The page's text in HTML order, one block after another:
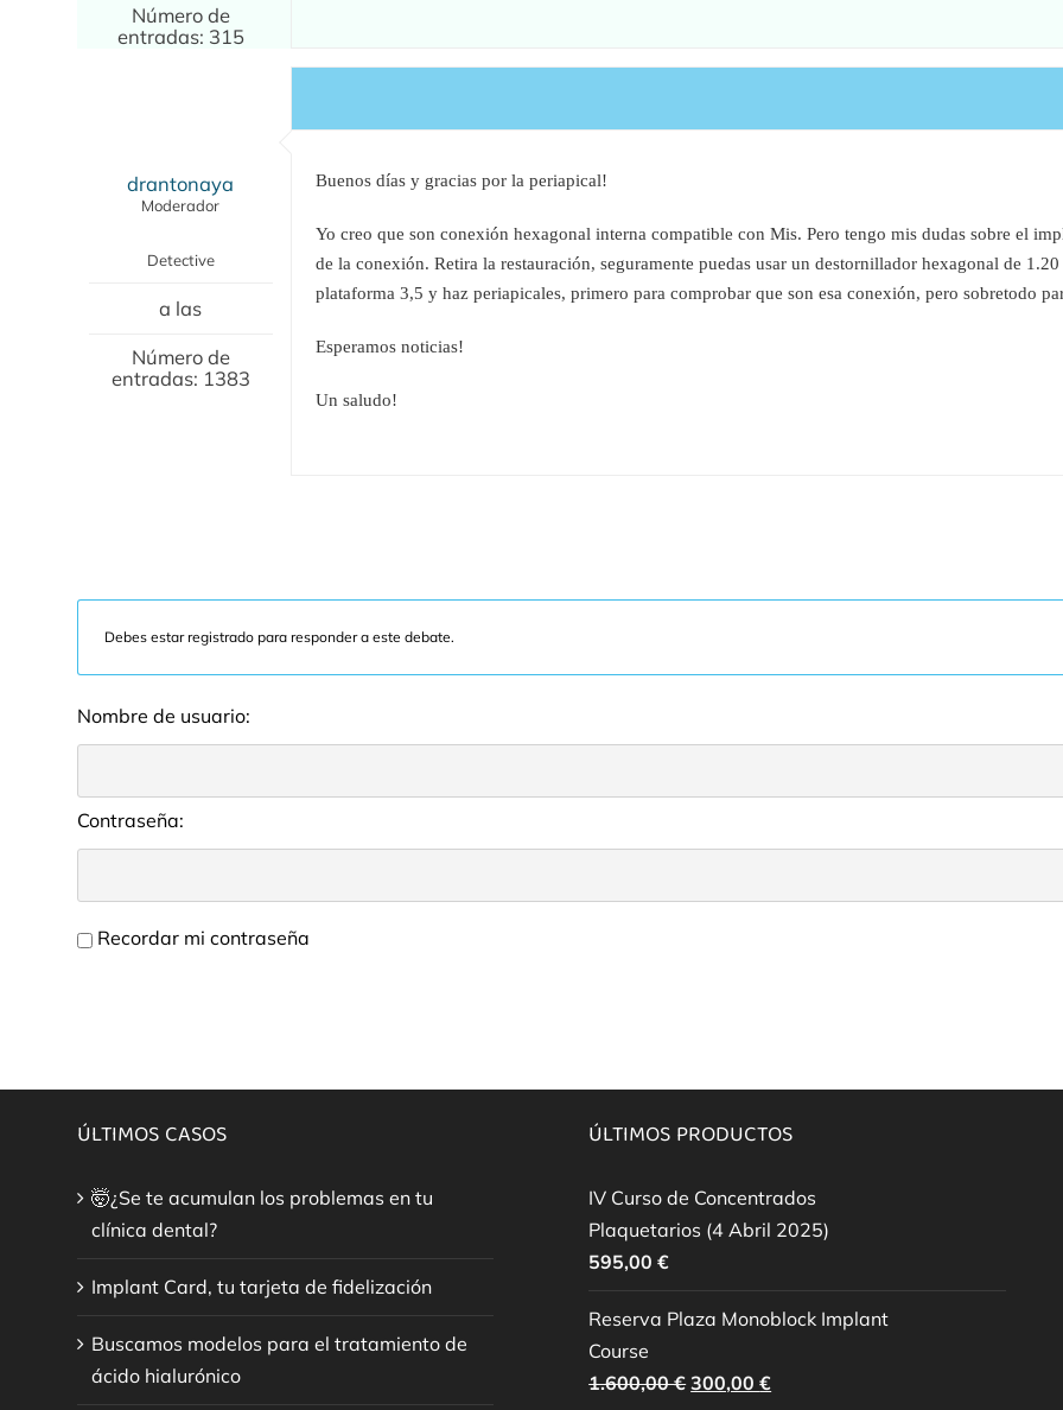
Número de
entradas: 315
drantonaya
Moderador
Detective
a las
Número de
entradas: 1383
Buenos días y gracias por la periapical!
Yo creo que son conexión hexagonal interna compatible con Mis. Pero tengo mis dudas sobre el
de la conexión. Retira la restauración, seguramente puedas usar un destornillador hexagonal de
plataforma 3,5 y haz periapicales, primero para comprobar que son esa conexión, pero sobretodo
Esperamos noticias!
Un saludo!
Debes estar registrado para responder a este debate.
Nombre de usuario:
Contraseña:
Recordar mi contraseña
ÚLTIMOS CASOS
🤯¿Se te acumulan los problemas en tu
clínica dental?
Implant Card, tu tarjeta de fidelización
Buscamos modelos para el tratamiento de
ácido hialurónico
ÚLTIMOS PRODUCTOS
IV Curso de Concentrados
Plaquetarios (4 Abril 2025)
595,00€
Reserva Plaza Monoblock Implant
Course
1.600,00€El
300,00€El